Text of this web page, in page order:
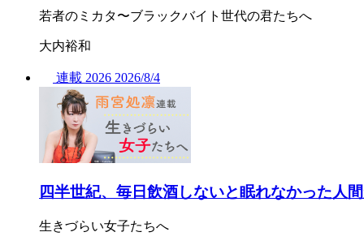
若者のミカタ〜ブラックバイト世代の君たちへ
大内裕和
連載 2026 2026/8/4
四半世紀、毎日飲酒しないと眠れなかった人
生きづらい女子たちへ